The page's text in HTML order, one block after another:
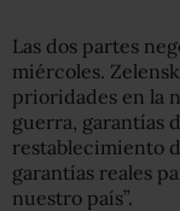
Las dos partes
miércoles.
prioridades en la
guerra, garantías
restablecimiento
garantías reales
nuestro país”.